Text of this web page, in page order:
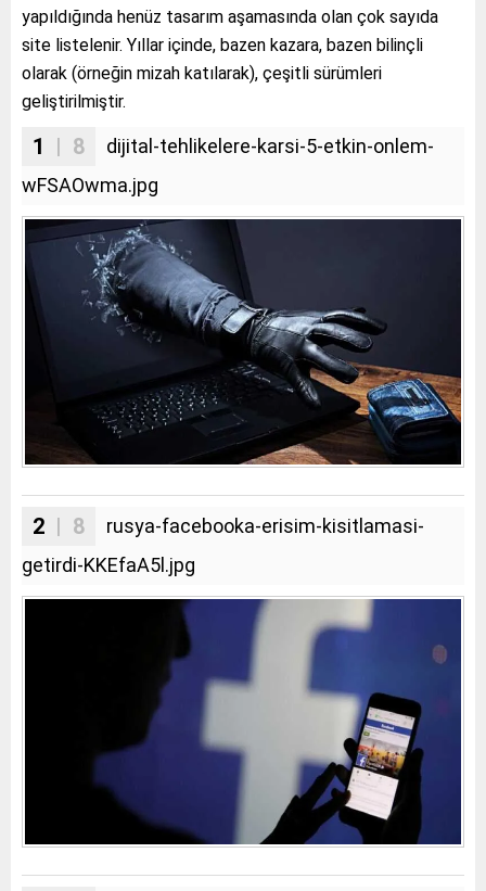
yapıldığında henüz tasarım aşamasında olan çok sayıda
site listelenir. Yıllar içinde, bazen kazara, bazen bilinçli
olarak (örneğin mizah katılarak), çeşitli sürümleri
geliştirilmiştir.
1 | 8
dijital-tehlikelere-karsi-5-etkin-onlem-
wFSAOwma.jpg
2 | 8
rusya-facebooka-erisim-kisitlamasi-
getirdi-KKEfaA5l.jpg